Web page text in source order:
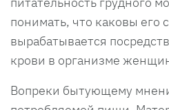
понимать, что каковы его
вырабатывается
крови в организме
Вопреки бытующему